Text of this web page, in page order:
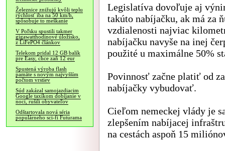
Železnice znižujú kvôli teplu
rýchlosť iba na 50 km/h,
spôsobuje to meškanie
V Poľsku spustili takmer
gigawatthodinové úložisko,
z LiFePO4 článkov
Telekom pridal 12 GB balík
pre Easy, chce zaň 12 eur
Spustená výroba flash
pamäte s novým najvyšším
počtom vrstiev
Súd zakázal samojazdiacim
Google taxíkom dobíjanie v
noci, rušili obyvateľov
Odštartovala nová séria
populárneho sci-fi Futurama
Legislatíva dovoľuje aj
takúto nabíjačku, ak má za
vzdialenosti najviac
nabíjačku navyše na inej
použité u maximálne 50%
Povinnosť začne platiť od
nabíjačky vybudovať.
Cieľom nemeckej vlády je
zlepšením nabíjacej
na cestách aspoň 15